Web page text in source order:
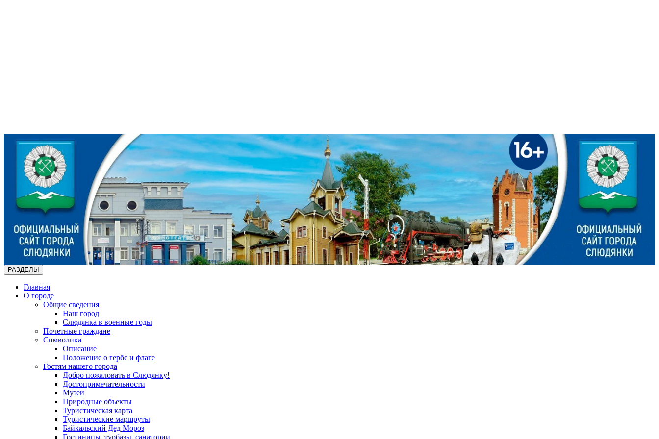
РАЗДЕЛЫ
Главная
О городе
Общие сведения
Наш город
Слюдянка в военные годы
Почетные граждане
Символика
Описание
Положение о гербе и флаге
Гостям нашего города
Добро пожаловать в Слюдянку!
Достопримечательности
Музеи
Природные объекты
Туристическая карта
Туристические маршруты
Байкальский Дед Мороз
Гостиницы, турбазы, санатории